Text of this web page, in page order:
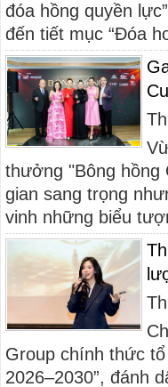
đóa hồng quyền
đến tiết mục “Đóa
thưởng "Bông hồng
gian sang trọng
vinh những biểu
Group chính thức
2026–2030”, đánh